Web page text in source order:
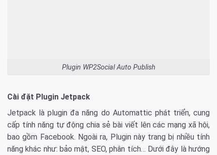
Plugin WP2Social Auto Publish
Cài đặt Plugin Jetpack
Jetpack là plugin đa năng do Automattic phát triển, cung
cấp tính năng tự động chia sẻ bài viết lên các mạng xã hội,
bao gồm Facebook. Ngoài ra, Plugin này trang bị nhiều tính
năng khác như: bảo mật, SEO, phân tích… Dưới đây là hướng